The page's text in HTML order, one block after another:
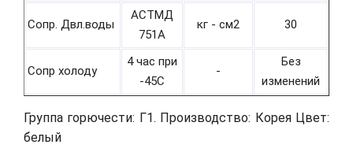
Сопр. Двл.воды
АСТМД
751А
кг - см2 30
Сопр холоду
4 час при
-45С
-
Без
изменений
Группа горючести: Г1. Производство: Корея Цвет:
белый